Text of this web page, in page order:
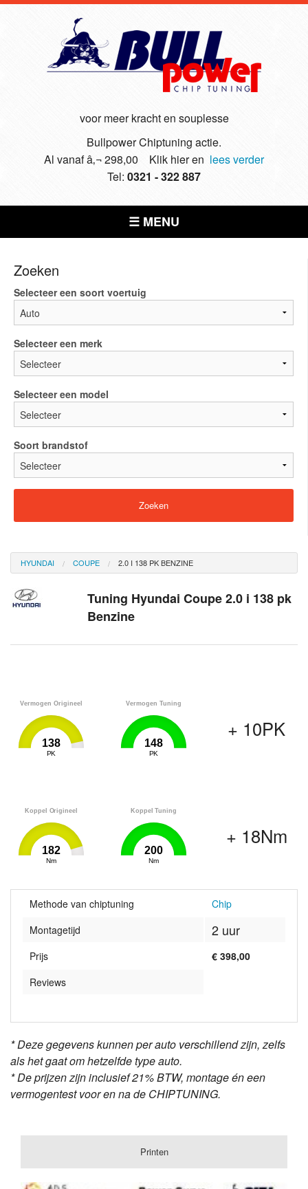
voor meer kracht en souplesse
Bullpower Chiptuning actie.
Al vanaf â‚¬ 298,00 Klik hier en lees verder
Tel: 0321 - 322 887
☰ MENU
Zoeken
Selecteer een soort voertuig
Selecteer een merk
Selecteer een model
Soort brandstof
HYUNDAI COUPE 2.0 I 138 PK BENZINE
Tuning Hyundai Coupe 2.0 i 138 pk
Benzine
Vermogen Origineel
138
PK
Vermogen Tuning
148
PK
+ 10PK
Koppel Origineel
182
Nm
Koppel Tuning
200
Nm
+ 18Nm
Methode van chiptuning
Chip
Montagetijd
2 uur
Prijs
€ 398,00
Reviews
* Deze gegevens kunnen per auto verschillend zijn, zelfs
als het gaat om hetzelfde type auto.
* De prijzen zijn inclusief 21% BTW, montage én een
vermogentest voor en na de CHIPTUNING.
Printen